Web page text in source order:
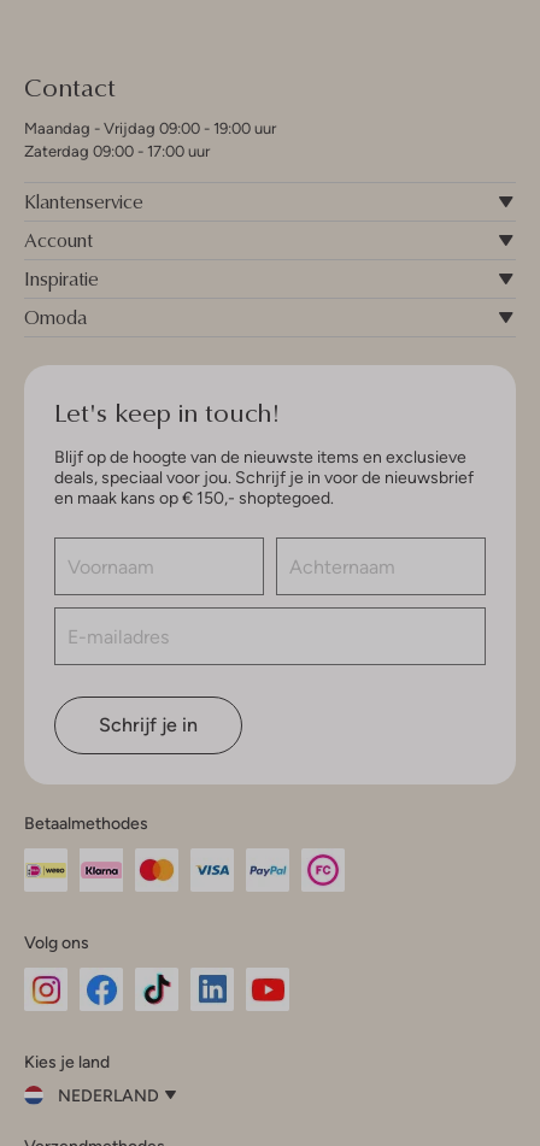
Contact
Maandag - Vrijdag 09:00 - 19:00 uur
Zaterdag 09:00 - 17:00 uur
Klantenservice
Account
Inspiratie
Omoda
Let's keep in touch!
Blijf op de hoogte van de nieuwste items en exclusieve
deals, speciaal voor jou. Schrijf je in voor de nieuwsbrief
en maak kans op € 150,- shoptegoed.
Schrijf je in
Betaalmethodes
Volg ons
InstagramFacebook
Kies je land
NEDERLAND